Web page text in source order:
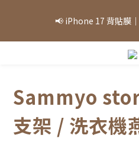
庫存為準，
📢 iPhone 17 背貼膜
「因部分商品熱銷，部分庫存可
Sammyo
支架 / 洗衣機